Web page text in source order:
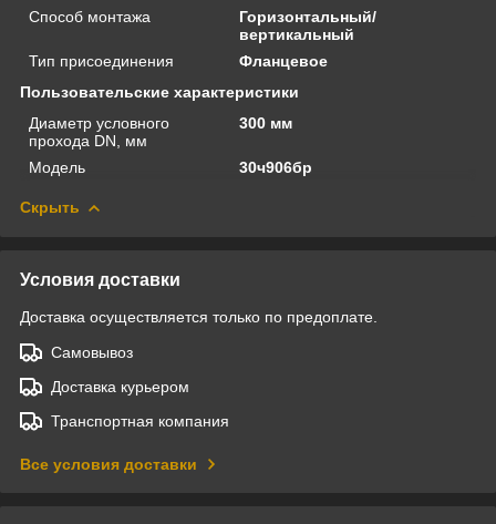
Способ монтажа
Горизонтальный/
вертикальный
Тип присоединения
Фланцевое
Пользовательские характеристики
Диаметр условного
прохода DN, мм
300 мм
Модель 30ч906бр
Скрыть
Условия доставки
Доставка осуществляется только по предоплате.
Самовывоз
Доставка курьером
Транспортная компания
Все условия доставки